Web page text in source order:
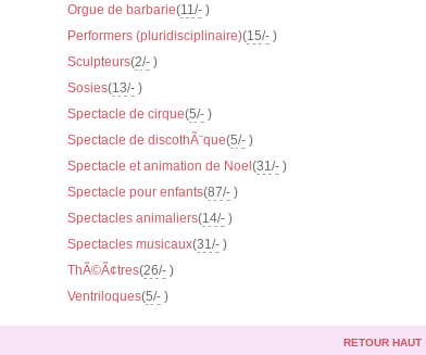
Orgue de barbarie(11/- )
Performers (pluridisciplinaire)(15/- )
Sculpteurs(2/- )
Sosies(13/- )
Spectacle de cirque(5/- )
Spectacle de discothÃ¨que(5/- )
Spectacle et animation de Noel (31/- )
Spectacle pour enfants(87/- )
Spectacles animaliers(14/- )
Spectacles musicaux(31/- )
ThÃ©Ã¢tres(26/- )
Ventriloques(5/- )
RETOUR HAUT